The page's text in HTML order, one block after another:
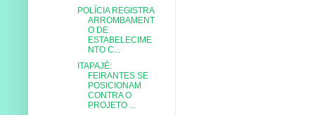
POLÍCIA REGISTRA
ARROMBAMENT
O DE
ESTABELECIME
NTO C...
ITAPAJÉ:
FEIRANTES SE
POSICIONAM
CONTRA O
PROJETO ...